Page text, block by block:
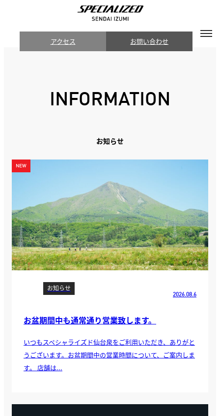
アクセス お問い合わせ
INFORMATION
お知らせ
お知らせ
2026.08.6
お盆期間中も通常通り営業致します。
いつもスペシャライズド仙台泉をご利用いただき、ありがと
うございます。お盆期間中の営業時間について、ご案内しま
す。 店舗は...